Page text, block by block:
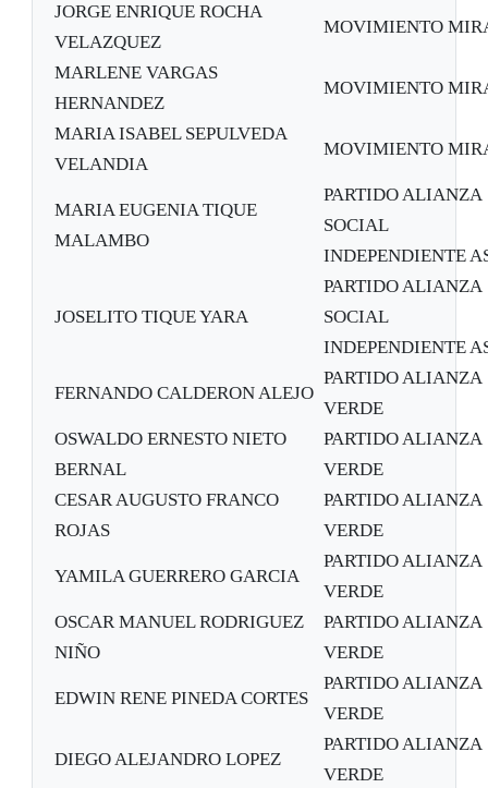
JORGE ENRIQUE ROCHA
VELAZQUEZ
MOVIMIENTO
MARLENE VARGAS
HERNANDEZ
MOVIMIENTO
MARIA ISABEL SEPULVEDA
VELANDIA
MOVIMIENTO
MARIA EUGENIA TIQUE
MALAMBO
PARTIDO ALIANZA
SOCIAL
INDEPENDIENTE
JOSELITO TIQUE YARA
PARTIDO ALIANZA
SOCIAL
INDEPENDIENTE
FERNANDO CALDERON ALEJO
PARTIDO ALIANZA
VERDE
OSWALDO ERNESTO NIETO
BERNAL
PARTIDO ALIANZA
VERDE
CESAR AUGUSTO FRANCO
ROJAS
PARTIDO ALIANZA
VERDE
YAMILA GUERRERO GARCIA
PARTIDO ALIANZA
VERDE
OSCAR MANUEL RODRIGUEZ
NIÑO
PARTIDO ALIANZA
VERDE
EDWIN RENE PINEDA CORTES
PARTIDO ALIANZA
VERDE
DIEGO ALEJANDRO LOPEZ
PARTIDO ALIANZA
VERDE